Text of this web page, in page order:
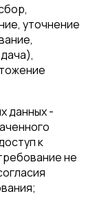
уточнение
данных -
к
не